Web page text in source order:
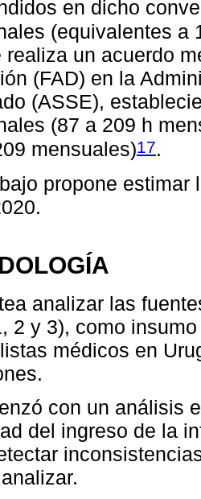
en dicho
(equivalentes a
realiza un acuerdo
(FAD) en la
(ASSE),
(87 a 209 h
mensuales)17.
propone estimar
analizar las
2 y 3), como
médicos en
con un análisis
del ingreso de la